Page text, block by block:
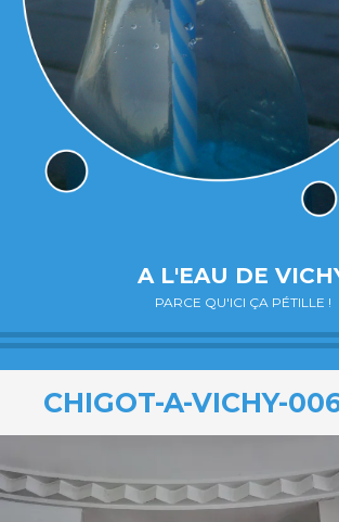
A L'EAU DE
PARCE QU'ICI ÇA PÉTILLE !
CHIGOT-A-VICHY-